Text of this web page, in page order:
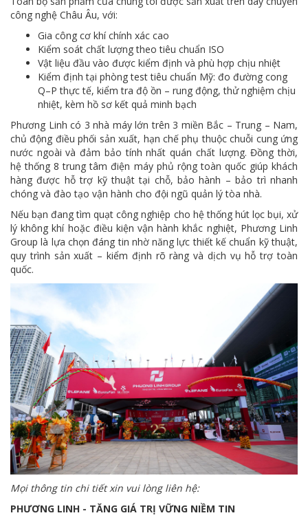
công nghệ Châu Âu, với:
Gia công cơ khí chính xác cao
Kiểm soát chất lượng theo tiêu chuẩn ISO
Vật liệu đầu vào được kiểm định và phù hợp chịu nhiệt
Kiểm định tại phòng test tiêu chuẩn Mỹ: đo đường cong
Q–P thực tế, kiểm tra độ ồn – rung động, thử nghiệm chịu
nhiệt, kèm hồ sơ kết quả minh bạch
Phương Linh có 3 nhà máy lớn trên 3 miền Bắc – Trung – Nam,
chủ động điều phối sản xuất, hạn chế phụ thuộc chuỗi cung ứng
nước ngoài và đảm bảo tính nhất quán chất lượng. Đồng thời,
hệ thống 8 trung tâm điện máy phủ rộng toàn quốc giúp khách
hàng được hỗ trợ kỹ thuật tại chỗ, bảo hành – bảo trì nhanh
chóng và đào tạo vận hành cho đội ngũ quản lý tòa nhà.
Nếu bạn đang tìm quạt công nghiệp cho hệ thống hút lọc bụi, xử
lý không khí hoặc điều kiện vận hành khắc nghiệt, Phương Linh
Group là lựa chọn đáng tin nhờ năng lực thiết kế chuẩn kỹ thuật,
quy trình sản xuất – kiểm định rõ ràng và dịch vụ hỗ trợ toàn
quốc.
Mọi thông tin chi tiết xin vui lòng liên hệ:
PHƯƠNG LINH - TĂNG GIÁ TRỊ VỮNG NIỀM TIN